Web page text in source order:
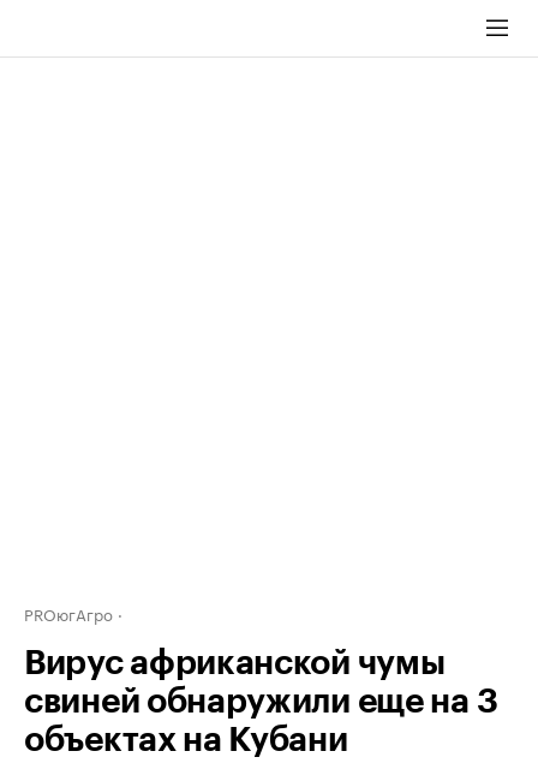
PROюгАгро
Вирус африканской чумы
свиней обнаружили еще на 3
объектах на Кубани